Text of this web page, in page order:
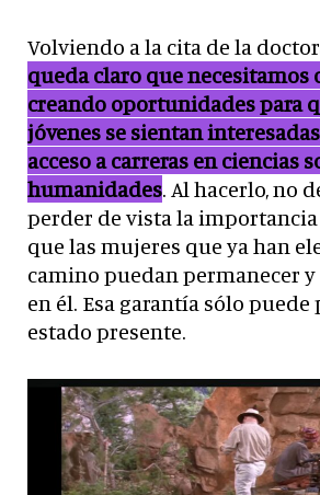
Volviendo a la cita de la
queda claro que necesitamos
creando oportunidades para
jóvenes se sientan
acceso a carreras en ciencias
humanidades. Al hacerlo, no
perder de vista la
que las mujeres que ya han
camino puedan permanecer
en él. Esa garantía sólo puede
estado presente.